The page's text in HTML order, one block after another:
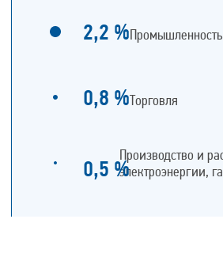
2,2 %Промышленность
0,8 %Торговля
0,5 %
Производство и
электроэнергии,